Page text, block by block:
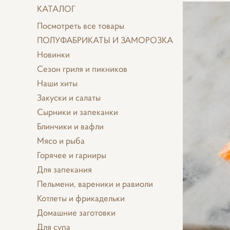
КАТАЛОГ
Посмотреть все товары
ПОЛУФАБРИКАТЫ И ЗАМОРОЗКА
Новинки
Сезон гриля и пикников
Наши хиты
Закуски и салаты
Сырники и запеканки
Блинчики и вафли
Мясо и рыба
Горячее и гарниры
Для запекания
Пельмени, вареники и равиоли
Котлеты и фрикадельки
Домашние заготовки
Для супа